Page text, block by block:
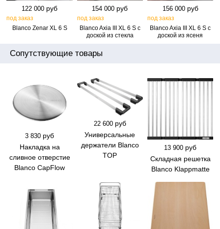
122 000 руб
под заказ
Blanco Zenar XL 6 S
154 000 руб
под заказ
Blanco Axia III XL 6 S с
доской из стекла
156 000 руб
под заказ
Blanco Axia III XL 6 S с
доской из ясеня
Сопутствующие товары
3 830 руб
Накладка на
сливное отверстие
Blanco CapFlow
22 600 руб
Универсальные
держатели Blanco
TOP
13 900 руб
Складная решетка
Blanco Klappmatte